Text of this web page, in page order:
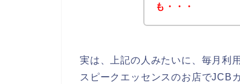
も・・・
実は、上記の人みたいに、毎月利
スピークエッセンスのお店でJCB